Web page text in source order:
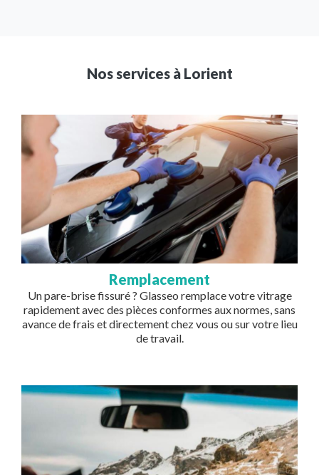
Nos services à Lorient
Remplacement
Un pare-brise fissuré ? Glasseo remplace votre vitrage
rapidement avec des pièces conformes aux normes, sans
avance de frais et directement chez vous ou sur votre lieu
de travail.
Image